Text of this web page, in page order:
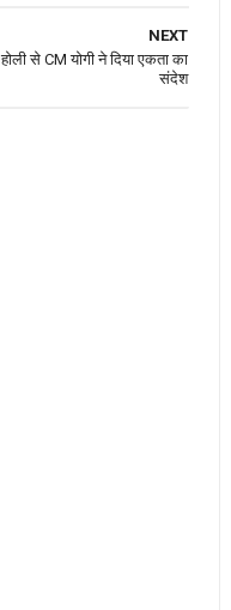
NEXT
होली से CM योगी ने दिया एकता का
संदेश